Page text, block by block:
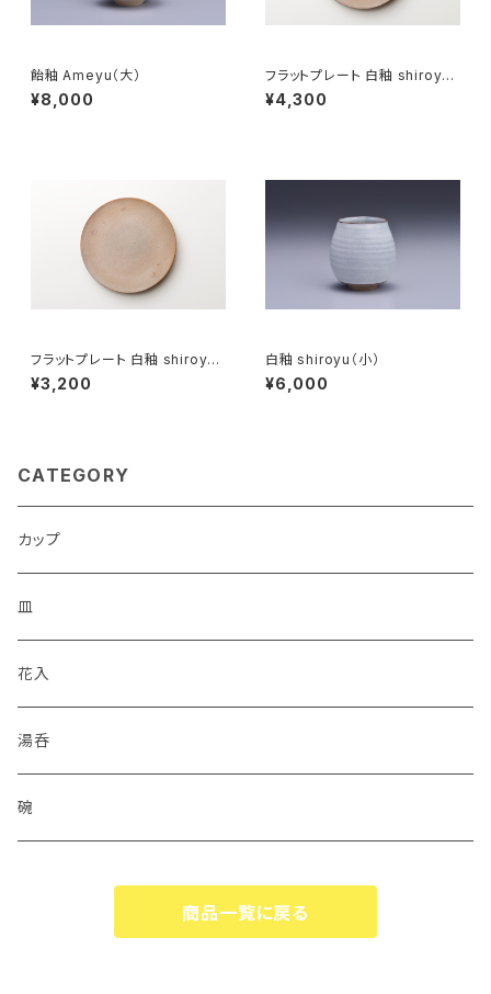
飴釉 Ameyu（大）
¥8,000
フラットプレート 白釉 shiroyu
（21cm）
¥4,300
フラットプレート 白釉 shiroyu
（18cm）
¥3,200
白釉 shiroyu（小）
¥6,000
CATEGORY
カップ
皿
花入
湯呑
碗
商品一覧に戻る